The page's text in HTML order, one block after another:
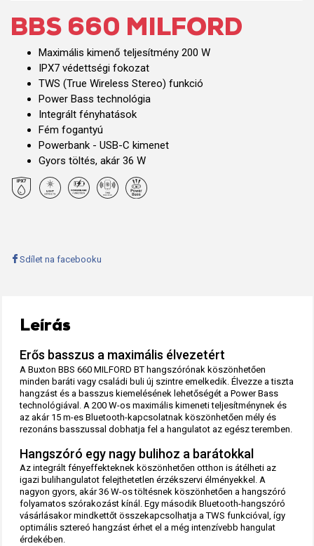
BBS 660 MILFORD
Maximális kimenő teljesítmény 200 W
IPX7 védettségi fokozat
TWS (True Wireless Stereo) funkció
Power Bass technológia
Integrált fényhatások
Fém fogantyú
Powerbank - USB-C kimenet
Gyors töltés, akár 36 W
Sdílet na facebooku
Leírás
Erős basszus a maximális élvezetért
A Buxton BBS 660 MILFORD BT hangszórónak köszönhetően
minden baráti vagy családi buli új szintre emelkedik. Élvezze a tiszta
hangzást és a basszus kiemelésének lehetőségét a Power Bass
technológiával. A 200 W-os maximális kimeneti teljesítménynek és
az akár 15 m-es Bluetooth-kapcsolatnak köszönhetően mély és
rezonáns basszussal dobhatja fel a hangulatot az egész teremben.
Hangszóró egy nagy bulihoz a barátokkal
Az integrált fényeffekteknek köszönhetően otthon is átélheti az
igazi bulihangulatot felejthetetlen érzékszervi élményekkel. A
nagyon gyors, akár 36 W-os töltésnek köszönhetően a hangszóró
folyamatos szórakozást kínál. Egy második Bluetooth-hangszóró
vásárlásakor mindkettőt összekapcsolhatja a TWS funkcióval, így
optimális sztereó hangzást érhet el a még intenzívebb hangulat
érdekében.